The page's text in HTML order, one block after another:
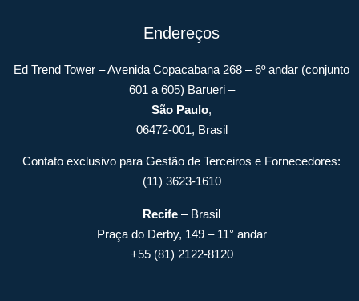
Endereços
Ed Trend Tower – Avenida Copacabana 268 – 6º andar (conjunto
601 a 605) Barueri –
São Paulo,
06472-001, Brasil
Contato exclusivo para Gestão de Terceiros e Fornecedores:
(11) 3623-1610
Recife – Brasil
Praça do Derby, 149 – 11° andar
+55 (81) 2122-8120